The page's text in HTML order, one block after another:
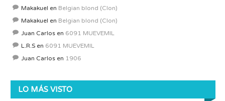
Makakuel en Belgian blond (Clon)
Makakuel en Belgian blond (Clon)
Juan Carlos en 6091 MUEVEMIL
L.R.S en 6091 MUEVEMIL
Juan Carlos en 1906
LO MÁS VISTO